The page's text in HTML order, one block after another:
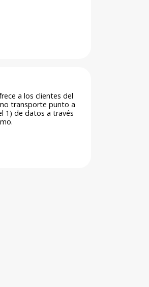
a los clientes del
transporte punto a
1) de datos a través